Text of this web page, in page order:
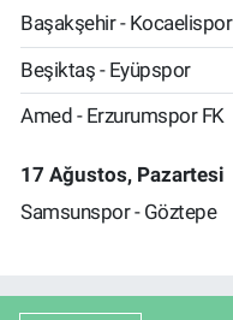
Başakşehir - Kocaelispor
Beşiktaş - Eyüpspor
Amed - Erzurumspor FK
17 Ağustos, Pazartesi
Samsunspor - Göztepe